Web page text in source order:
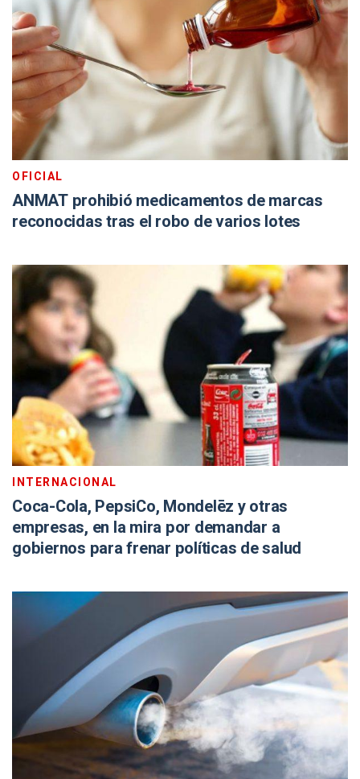
OFICIAL
ANMAT prohibió medicamentos de marcas
reconocidas tras el robo de varios lotes
INTERNACIONAL
Coca-Cola, PepsiCo, Mondelēz y otras
empresas, en la mira por demandar a
gobiernos para frenar políticas de salud